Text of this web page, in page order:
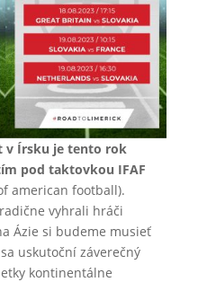
v Írsku je tento rok
pod taktovkou IFAF
american football).
vyhrali hráči
Ázie si budeme musieť
uskutoční záverečný
kontinentálne